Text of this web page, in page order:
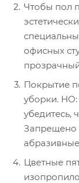
Чтобы пол
офисных
Покрытие
уборки. НО:
убедитесь,
Запрещено
Цветные